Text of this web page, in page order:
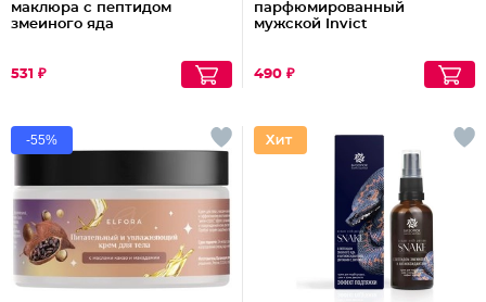
маклюра с пептидом
змеиного яда
531 ₽
парфюмированный
мужской Invict
490 ₽
-55%